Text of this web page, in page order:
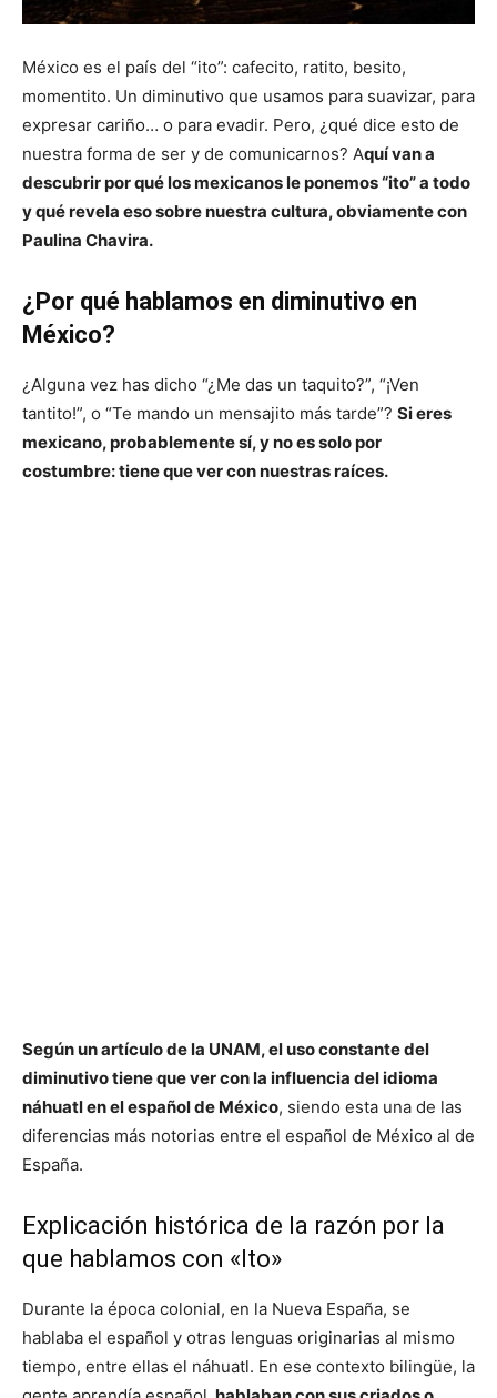
México es el país del “ito”: cafecito, ratito, besito,
momentito. Un diminutivo que usamos para suavizar, para
expresar cariño… o para evadir. Pero, ¿qué dice esto de
nuestra forma de ser y de comunicarnos? Aquí van a
descubrir por qué los mexicanos le ponemos “ito” a todo
y qué revela eso sobre nuestra cultura, obviamente con
Paulina Chavira.
¿Por qué hablamos en diminutivo en
México?
¿Alguna vez has dicho “¿Me das un taquito?”, “¡Ven
tantito!”, o “Te mando un mensajito más tarde”? Si eres
mexicano, probablemente sí, y no es solo por
costumbre: tiene que ver con nuestras raíces.
Según un artículo de la UNAM, el uso constante del
diminutivo tiene que ver con la influencia del idioma
náhuatl en el español de México, siendo esta una de las
diferencias más notorias entre el español de México al de
España.
Explicación histórica de la razón por la
que hablamos con «Ito»
Durante la época colonial, en la Nueva España, se
hablaba el español y otras lenguas originarias al mismo
tiempo, entre ellas el náhuatl. En ese contexto bilingüe, la